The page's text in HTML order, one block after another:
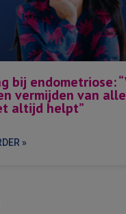
bij endometriose:
vermijden van
altijd helpt”
»